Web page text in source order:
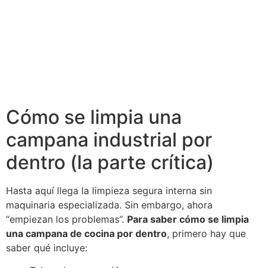
Cómo se limpia una
campana industrial por
dentro (la parte crítica)
Hasta aquí llega la limpieza segura interna sin
maquinaria especializada. Sin embargo, ahora
“empiezan los problemas”. Para saber cómo se limpia
una campana de cocina por dentro, primero hay que
saber qué incluye: